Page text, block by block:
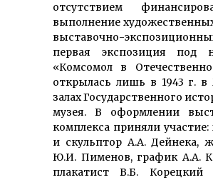
отсутствием
выполнение
выставочно-
первая экспозиция под
«Комсомол в
открылась лишь в 1943 г. в
залах Государственного
музея. В оформлении
комплекса приняли
и скульптор А.А. Дейнека,
Ю.И. Пименов, график А.А.
плакатист В.Б.